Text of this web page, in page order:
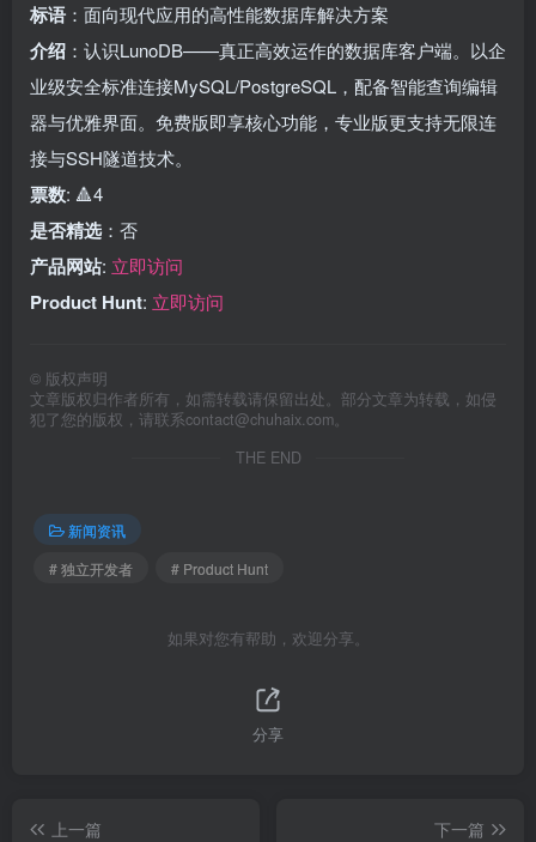
标语 ：面向现代应用的高性能数据库解决方案
介绍 ：认识LunoDB——真正高效运作的数据库客户端。以企
业级安全标准连接MySQL/PostgreSQL，配备智能查询编辑
器与优雅界面。免费版即享核心功能，专业版更支持无限连
接与SSH隧道技术。
票数: 🔺4
是否精选 ：否
产品网站: 立即访问
Product Hunt: 立即访问
© 版权声明
文章版权归作者所有，如需转载请保留出处。部分文章为转载，如侵
犯了您的版权，请联系contact@chuhaix.com。
THE END
新闻资讯
# 独立开发者
# Product Hunt
如果对您有帮助，欢迎分享。
分享
上一篇
下一篇